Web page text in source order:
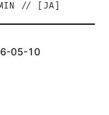
// [ JA
05-10